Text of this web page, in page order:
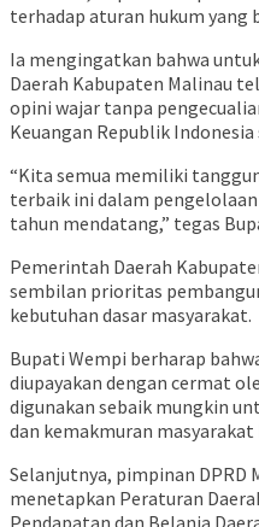
terhadap aturan hukum yang
Ia mengingatkan bahwa
Daerah Kabupaten Malinau
opini wajar tanpa
Keuangan Republik Indonesia
“Kita semua memiliki
terbaik ini dalam
tahun mendatang,” tegas
Pemerintah Daerah
sembilan prioritas
kebutuhan dasar masyarakat.
Bupati Wempi berharap
diupayakan dengan cermat
digunakan sebaik mungkin
dan kemakmuran
Selanjutnya, pimpinan DPRD
menetapkan Peraturan